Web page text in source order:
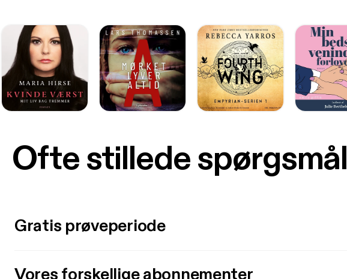
Ofte stillede spørgsmål
Gratis prøveperiode
Vores forskellige abonnementer